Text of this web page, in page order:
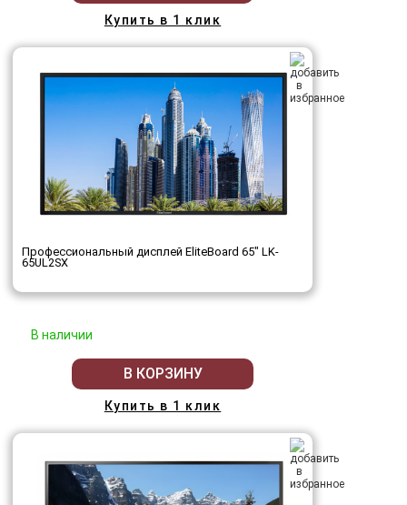
Купить в 1 клик
Профессиональный дисплей EliteBoard 65" LK-
65UL2SX
В наличии
В КОРЗИНУ
Купить в 1 клик